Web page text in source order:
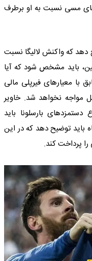
دلخوری‌های مسی نسبت به او برطرف
دهد که واکنش لالیگا نسبت
باید مشخص شود که آیا
با معیارهای فیرپلی مالی
مواجه نخواهد شد. خاویر
بارسلونا باید
باید توضیح دهد که در این
پرداخت کند.